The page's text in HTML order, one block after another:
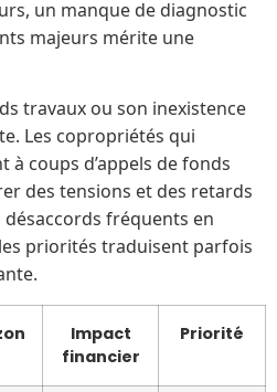
un manque de diagnostic
majeurs mérite une
travaux ou son inexistence
Les copropriétés qui
coups d’appels de fonds
des tensions et des retards
désaccords fréquents en
priorités traduisent parfois
Impact
financier
Priorité